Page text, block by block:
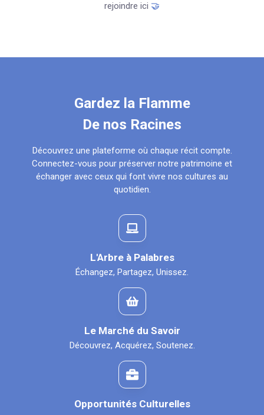
Gardez la Flamme
De nos Racines
Découvrez une plateforme où chaque récit compte.
Connectez-vous pour préserver notre patrimoine et
échanger avec ceux qui font vivre nos cultures au
quotidien.
L'Arbre à Palabres
Échangez, Partagez, Unissez.
Le Marché du Savoir
Découvrez, Acquérez, Soutenez.
Opportunités Culturelles
rejoindre ici 🤝